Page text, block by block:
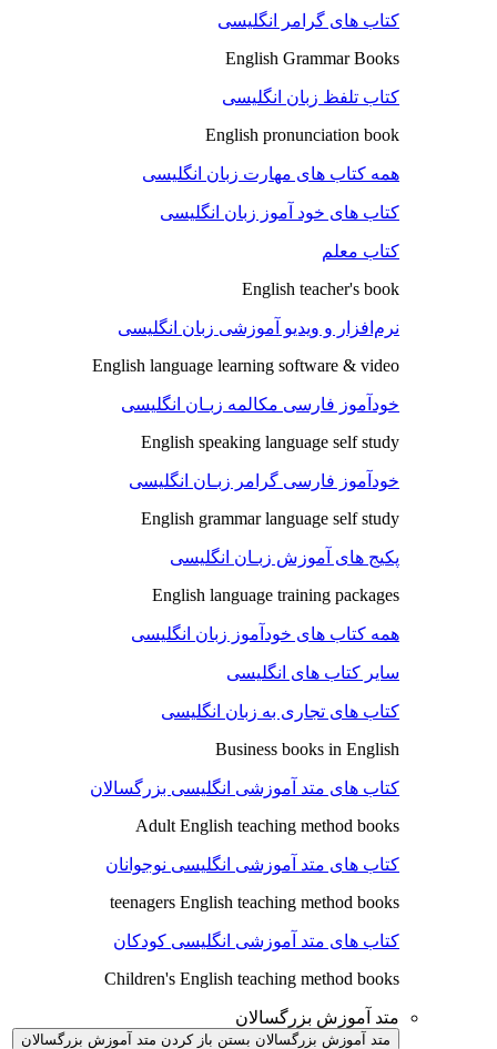
کتاب های گرامر انگلیسی
English Grammar Books
کتاب تلفظ زبان انگلیسی
English pronunciation book
همه کتاب های مهارت زبان انگلیسی
کتاب های خود آموز زبان انگلیسی
کتاب معلم
English teacher's book
نرم‌افزار و ویدیو آموزشی زبان انگلیسی
English language learning software & video
خودآموز فارسی مکالمه زبـان انگلیسی
English speaking language self study
خودآموز فارسی گرامر زبـان انگلیسی
English grammar language self study
پکیج های آموزش زبـان انگلیسی
English language training packages
همه کتاب های خودآموز زبان انگلیسی
سایر کتاب های انگلیسی
کتاب های تجاری به زبان انگلیسی
Business books in English
کتاب های متد آموزشی انگلیسی بزرگسالان
Adult English teaching method books
کتاب های متد آموزشی انگلیسی نوجوانان
teenagers English teaching method books
کتاب های متد آموزشی انگلیسی کودکان
Children's English teaching method books
متد آموزش بزرگسالان
متد آموزش بزرگسالان بستن باز کردن متد آموزش بزرگسالان